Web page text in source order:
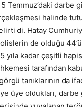
Temmuz’daki
halinde
Hatay
de olduğu
yıla kadar çeşitli
tarafından
tanıklarının da
üye oldukları,